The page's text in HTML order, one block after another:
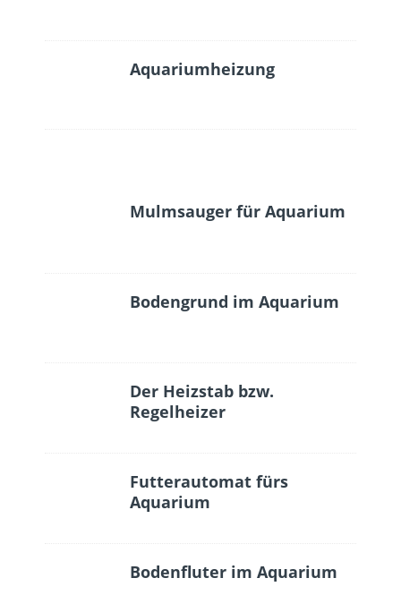
Aquariumheizung
Mulmsauger für Aquarium
Bodengrund im Aquarium
Der Heizstab bzw.
Regelheizer
Futterautomat fürs
Aquarium
Bodenfluter im Aquarium